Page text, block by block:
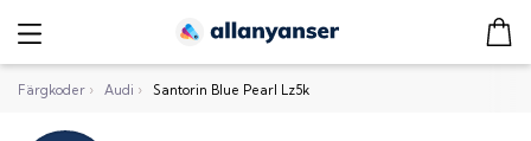
Färgkoder › Audi › Santorin Blue Pearl Lz5k